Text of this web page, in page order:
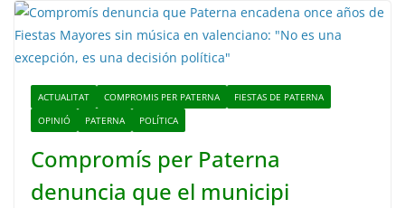
ACTUALITAT COMPROMIS PER PATERNA
FIESTAS DE PATERNA
OPINIÓ
PATERNA POLÍTICA
Compromís per Paterna
denuncia que el municipi